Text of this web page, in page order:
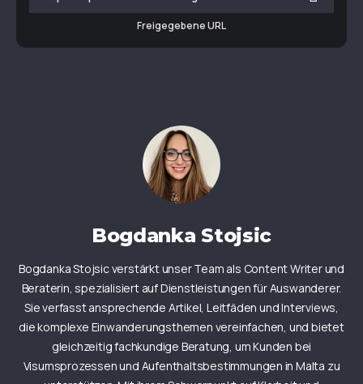
Freigegebene URL
Bogdanka Stojsic
Bogdanka Stojsic verstärkt unser Team als Content Writer und
Beraterin, spezialisiert auf Dienstleistungen für Auswanderer.
Sie verfasst ansprechende Artikel, Leitfäden und Interviews,
die komplexe Einwanderungsthemen vereinfachen, und bietet
gleichzeitig fachkundige Beratung, um Kunden bei
Visumsprozessen und Aufenthaltsbestimmungen in Malta zu